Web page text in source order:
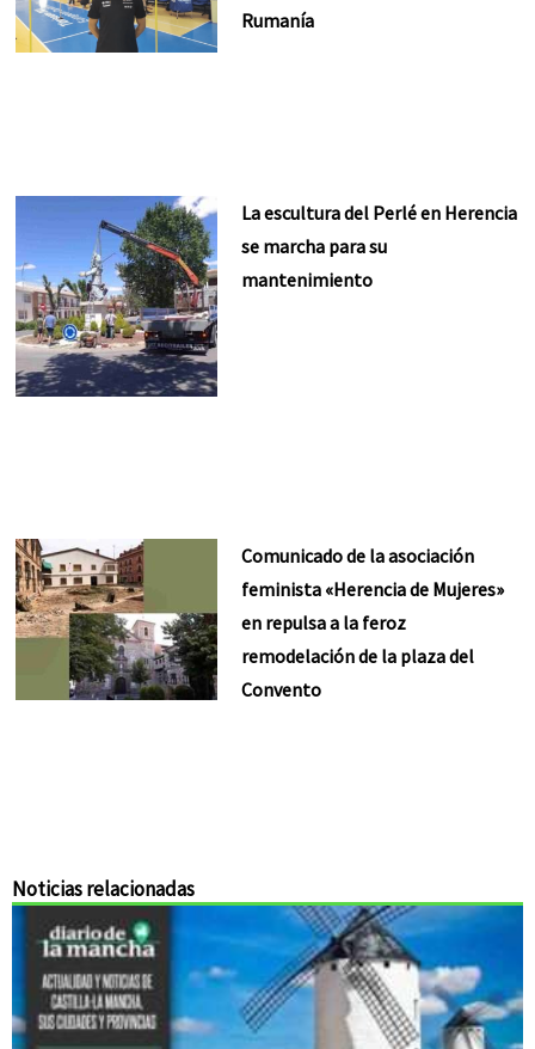
Rumanía
La escultura del Perlé en Herencia
se marcha para su
mantenimiento
Comunicado de la asociación
feminista «Herencia de Mujeres»
en repulsa a la feroz
remodelación de la plaza del
Convento
Noticias relacionadas